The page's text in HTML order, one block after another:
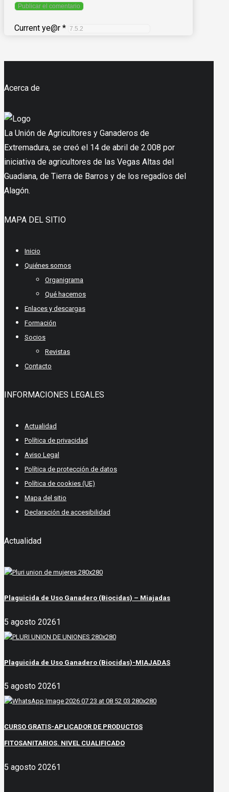
Current ye@r *
Acerca de
La Unión de Agricultores y Ganaderos de
Extremadura, se creó el 14 de abril de 2.008 por
iniciativa de agricultores de las Vegas Altas del
Guadiana, de Tierra de Barros y de los regadíos del
Alagón.
MAPA DEL SITIO
Inicio
Quiénes somos
Organigrama
Qué hacemos
Enlaces y descargas
Formación
Socios
Revistas
Contacto
INFORMACIONES LEGALES
Actualidad
Política de privacidad
Aviso Legal
Política de protección de datos
Política de cookies (UE)
Mapa del sitio
Declaración de accesibilidad
Actualidad
Plaguicida de Uso Ganadero (Biocidas) – Miajadas
5 agosto 20261
Plaguicida de Uso Ganadero (Biocidas)-MIAJADAS
5 agosto 20261
CURSO GRATIS-APLICADOR DE PRODUCTOS
FITOSANITARIOS. NIVEL CUALIFICADO
5 agosto 20261